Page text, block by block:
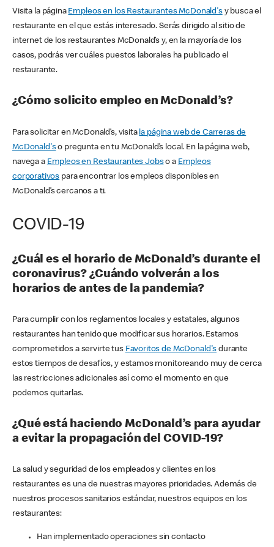
Visita la página Empleos en los Restaurantes McDonald'sy busca el
restaurante en el que estás interesado. Serás dirigido al sitio de
internet de los restaurantes McDonald’s y, en la mayoría de los
casos, podrás ver cuáles puestos laborales ha publicado el
restaurante.
¿Cómo solicito empleo en McDonald’s?
Para solicitar en McDonald’s, visita la página web de Carreras de
McDonald'so pregunta en tu McDonald’s local. En la página web,
navega a Empleos en Restaurantes Jobso a Empleos
corporativos para encontrar los empleos disponibles en
McDonald’s cercanos a ti.
COVID-19
¿Cuál es el horario de McDonald’s durante el
coronavirus? ¿Cuándo volverán a los
horarios de antes de la pandemia?
Para cumplir con los reglamentos locales y estatales, algunos
restaurantes han tenido que modificar sus horarios. Estamos
comprometidos a servirte tus Favoritos de McDonald's durante
estos tiempos de desafíos, y estamos monitoreando muy de cerca
las restricciones adicionales así como el momento en que
podemos quitarlas.
¿Qué está haciendo McDonald’s para ayudar
a evitar la propagación del COVID-19?
La salud y seguridad de los empleados y clientes en los
restaurantes es una de nuestras mayores prioridades. Además de
nuestros procesos sanitarios estándar, nuestros equipos en los
restaurantes:
Han implementado operaciones sin contacto